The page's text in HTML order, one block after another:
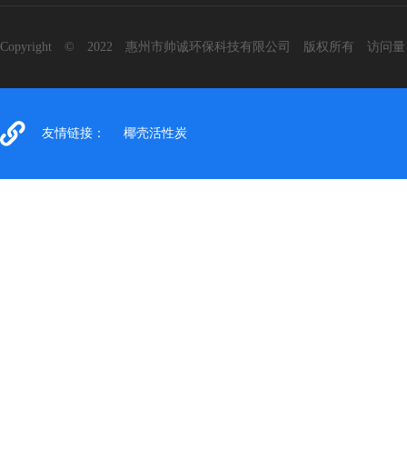
Copyright © 2022 惠州市帅诚环保科技有限公司 版权所有 访问量
友情链接： 椰壳活性炭